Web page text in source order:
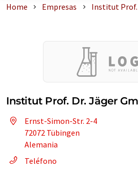
Home Empresas Institut Prof.
Institut Prof. Dr. Jäger
Ernst-Simon-Str. 2-4
72072 Tübingen
Alemania
Teléfono